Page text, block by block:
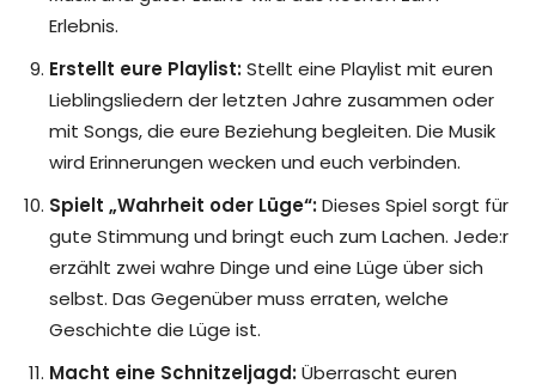
Erlebnis.
Erstellt eure Playlist:Stellt eine Playlist mit euren
Lieblingsliedern der letzten Jahre zusammen oder
mit Songs, die eure Beziehung begleiten. Die Musik
wird Erinnerungen wecken und euch verbinden.
Spielt „Wahrheit oder Lüge“:Dieses Spiel sorgt für
gute Stimmung und bringt euch zum Lachen. Jede:r
erzählt zwei wahre Dinge und eine Lüge über sich
selbst. Das Gegenüber muss erraten, welche
Geschichte die Lüge ist.
Macht eine Schnitzeljagd:Überrascht euren